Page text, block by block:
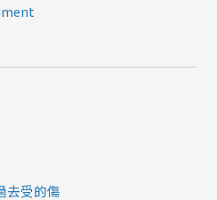
去受的傷